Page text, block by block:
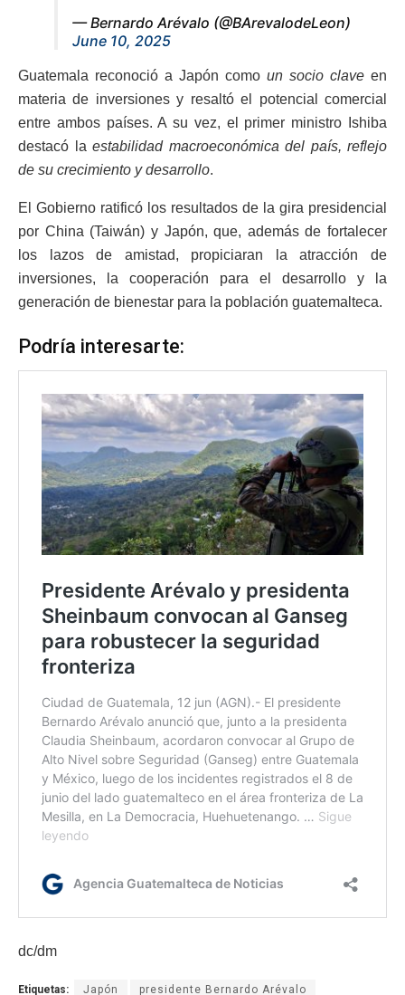
— Bernardo Arévalo (@BArevalodeLeon)
June 10, 2025
Guatemala reconoció a Japón como un socio clave en
materia de inversiones y resaltó el potencial comercial
entre ambos países. A su vez, el primer ministro Ishiba
destacó la estabilidad macroeconómica del país, reflejo
de su crecimiento y desarrollo.
El Gobierno ratificó los resultados de la gira presidencial
por China (Taiwán) y Japón, que, además de fortalecer
los lazos de amistad, propiciaran la atracción de
inversiones, la cooperación para el desarrollo y la
generación de bienestar para la población guatemalteca.
Podría interesarte:
dc/dm
Etiquetas: Japón presidente Bernardo Arévalo